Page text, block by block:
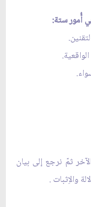
أُمور ستة:
ثمّ نرجع إلى بيان
والاِثبات .